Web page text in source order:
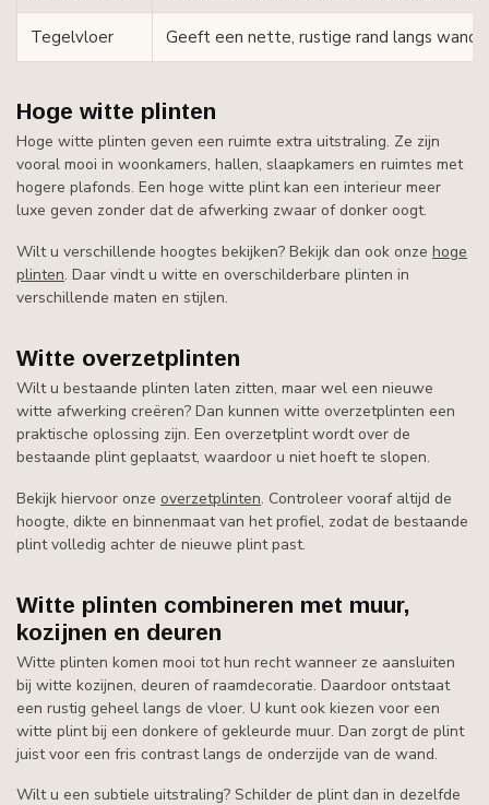
Tegelvloer Geeft een nette, rustige rand langs wand
Hoge witte plinten
Hoge witte plinten geven een ruimte extra uitstraling. Ze zijn
vooral mooi in woonkamers, hallen, slaapkamers en ruimtes met
hogere plafonds. Een hoge witte plint kan een interieur meer
luxe geven zonder dat de afwerking zwaar of donker oogt.
Wilt u verschillende hoogtes bekijken? Bekijk dan ook onze hoge
plinten. Daar vindt u witte en overschilderbare plinten in
verschillende maten en stijlen.
Witte overzetplinten
Wilt u bestaande plinten laten zitten, maar wel een nieuwe
witte afwerking creëren? Dan kunnen witte overzetplinten een
praktische oplossing zijn. Een overzetplint wordt over de
bestaande plint geplaatst, waardoor u niet hoeft te slopen.
Bekijk hiervoor onze overzetplinten. Controleer vooraf altijd de
hoogte, dikte en binnenmaat van het profiel, zodat de bestaande
plint volledig achter de nieuwe plint past.
Witte plinten combineren met muur,
kozijnen en deuren
Witte plinten komen mooi tot hun recht wanneer ze aansluiten
bij witte kozijnen, deuren of raamdecoratie. Daardoor ontstaat
een rustig geheel langs de vloer. U kunt ook kiezen voor een
witte plint bij een donkere of gekleurde muur. Dan zorgt de plint
juist voor een fris contrast langs de onderzijde van de wand.
Wilt u een subtiele uitstraling? Schilder de plint dan in dezelfde